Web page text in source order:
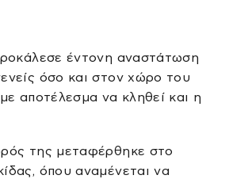
έντονη αναστάτωση
όσο και στον χώρο του
αποτέλεσμα να κληθεί και η
της μεταφέρθηκε στο
όπου αναμένεται να